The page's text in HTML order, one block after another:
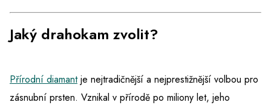
Jaký drahokam zvolit?
Přírodní diamantje nejtradičnější a nejprestižnější volbou pro
zásnubní prsten. Vznikal v přírodě po miliony let, jeho